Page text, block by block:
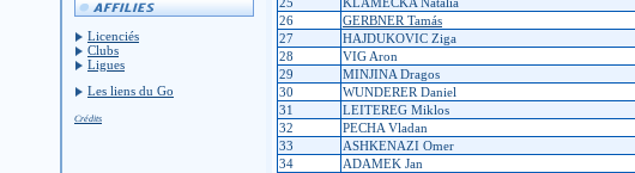
Licenciés
Clubs
Ligues
Les liens du Go
Crédits
26
GERBNER Tamás
27
HAJDUKOVIC Ziga
28
VIG Aron
29
MINJINA Dragos
30
WUNDERER Daniel
31
LEITEREG Miklos
32
PECHA Vladan
33
ASHKENAZI Omer
34
ADAMEK Jan